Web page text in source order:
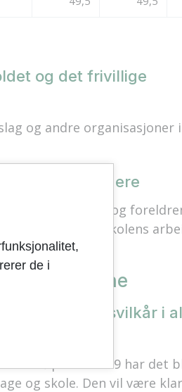
og det frivillige
og andre organisasjoner i
med innbyggere
elevråd og
involvert i skolens
kommune
og oppvekstsvilkår i
I løpet av 2019 har det
og skole. Den vil være
de i